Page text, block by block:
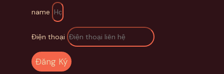
name
Điện thoại
Đăng Ký